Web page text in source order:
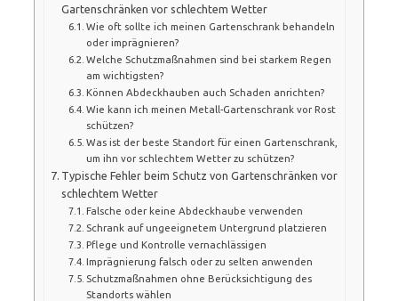
Gartenschränken vor schlechtem Wetter
Wie oft sollte ich meinen Gartenschrank behandeln
oder imprägnieren?
Welche Schutzmaßnahmen sind bei starkem Regen
am wichtigsten?
Können Abdeckhauben auch Schaden anrichten?
Wie kann ich meinen Metall-Gartenschrank vor Rost
schützen?
Was ist der beste Standort für einen Gartenschrank,
um ihn vor schlechtem Wetter zu schützen?
Typische Fehler beim Schutz von Gartenschränken vor
schlechtem Wetter
Falsche oder keine Abdeckhaube verwenden
Schrank auf ungeeignetem Untergrund platzieren
Pflege und Kontrolle vernachlässigen
Imprägnierung falsch oder zu selten anwenden
Schutzmaßnahmen ohne Berücksichtigung des
Standorts wählen